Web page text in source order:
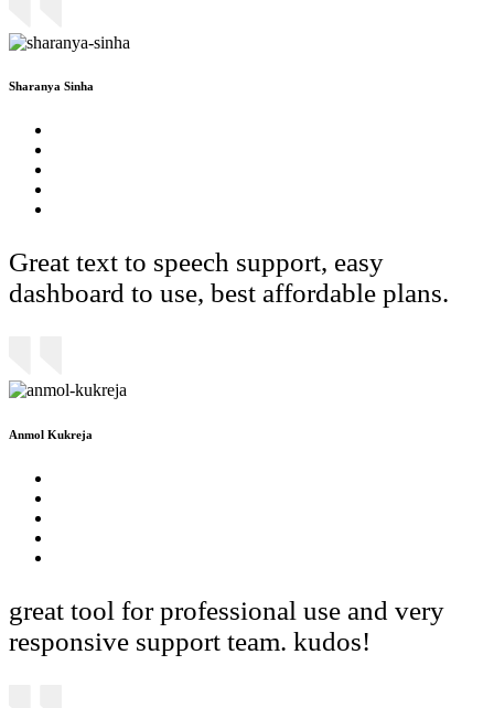
Sharanya Sinha
Great text to speech support, easy
dashboard to use, best affordable plans.
Anmol Kukreja
great tool for professional use and very
responsive support team. kudos!